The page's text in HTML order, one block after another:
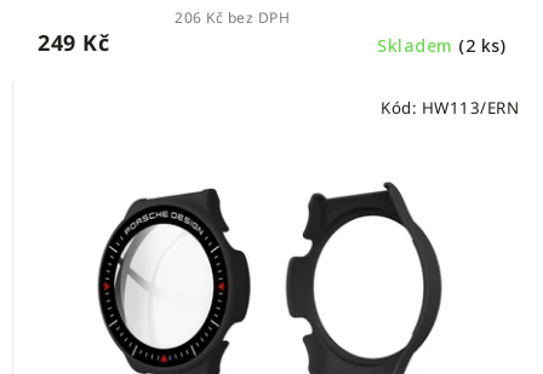
Skladem (2 ks)
206 Kč bez DPH
249 Kč
Kód: HW113/ERN